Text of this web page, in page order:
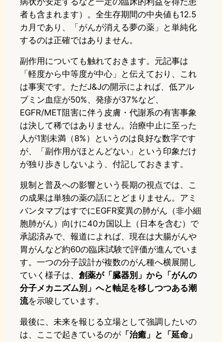
者も含まれます）。全生存期間の中央値も12.5
カ月であり、「がんが消える夢の薬」と単純化
するのは正確ではありません。
副作用についても触れておきます。元記事は
「軽度から中等度が中心」と伝えており、これ
は事実です。ただJ&Jの開示によれば、低アル
ブミン血症が50%、発疹が37%など、
EGFR/MET阻害に伴う皮膚・代謝系の有害事象
は決して稀ではありません。治療中止に至った
人が1割未満（8%）というのは良好な数字です
が、「副作用がほとんどない」という印象だけ
が独り歩きしないよう、付記しておきます。
規制と普及への影響という長期の視点では、こ
の成果は単独の薬の話にとどまりません。アミ
バンタマブはすでにEGFR変異の肺がん（非小細
胞肺がん）向けに40カ国以上（日本を含む）で
承認済みで、報道によれば、現在は大腸がんや
胃がんなど約60の臨床試験で評価が進んでいま
す。一つの分子設計が複数のがん種へ横展開し
ていく様子は、 創薬が「臓器別」から「がんの
分子メカニズム別」へと軸足を移しつつある潮
流を示唆しています。
最後に、未来を報じる立場として強調したいの
は、ここで起きているのが 「治癒」と「延命」